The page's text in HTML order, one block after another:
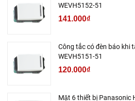
WEVH5152-51
141.000₫
Công tắc có đèn báo khi
WEVH5151-51
120.000₫
Mặt 6 thiết bị Panasonic